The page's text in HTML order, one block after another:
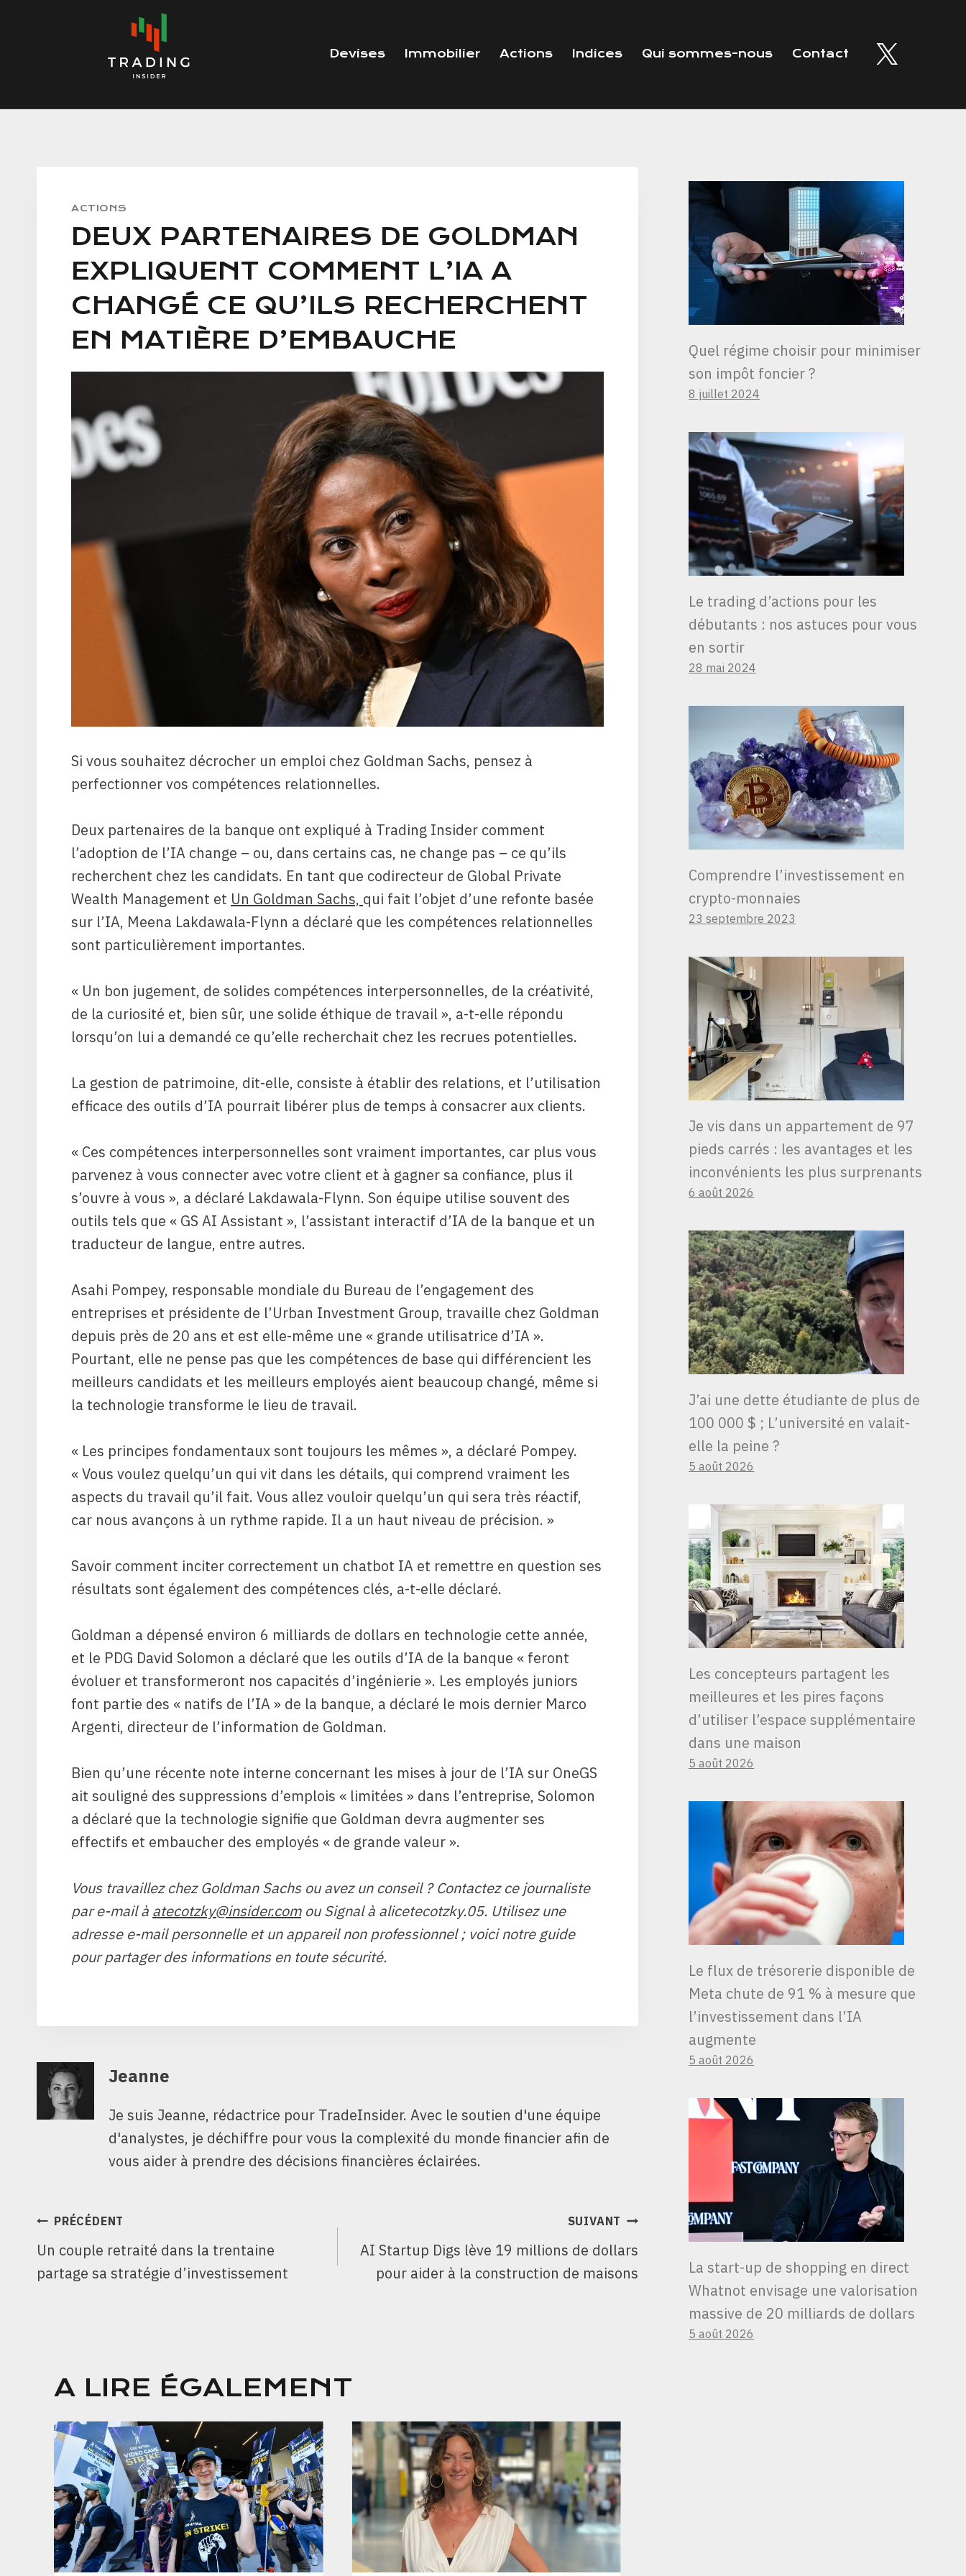
Devises Immobilier Actions Indices Qui sommes-nous Contact
ACTIONS
DEUX PARTENAIRES DE GOLDMAN
EXPLIQUENT COMMENT L’IA A
CHANGÉ CE QU’ILS RECHERCHENT
EN MATIÈRE D’EMBAUCHE
Si vous souhaitez décrocher un emploi chez Goldman Sachs, pensez à
perfectionner vos compétences relationnelles.
Deux partenaires de la banque ont expliqué à Trading Insider comment
l’adoption de l’IA change – ou, dans certains cas, ne change pas – ce qu’ils
recherchent chez les candidats. En tant que codirecteur de Global Private
Wealth Management et Un Goldman Sachs, qui fait l’objet d’une refonte basée
sur l’IA, Meena Lakdawala-Flynn a déclaré que les compétences relationnelles
sont particulièrement importantes.
« Un bon jugement, de solides compétences interpersonnelles, de la créativité,
de la curiosité et, bien sûr, une solide éthique de travail », a-t-elle répondu
lorsqu’on lui a demandé ce qu’elle recherchait chez les recrues potentielles.
La gestion de patrimoine, dit-elle, consiste à établir des relations, et l’utilisation
efficace des outils d’IA pourrait libérer plus de temps à consacrer aux clients.
« Ces compétences interpersonnelles sont vraiment importantes, car plus vous
parvenez à vous connecter avec votre client et à gagner sa confiance, plus il
s’ouvre à vous », a déclaré Lakdawala-Flynn. Son équipe utilise souvent des
outils tels que « GS AI Assistant », l’assistant interactif d’IA de la banque et un
traducteur de langue, entre autres.
Asahi Pompey, responsable mondiale du Bureau de l’engagement des
entreprises et présidente de l’Urban Investment Group, travaille chez Goldman
depuis près de 20 ans et est elle-même une « grande utilisatrice d’IA ».
Pourtant, elle ne pense pas que les compétences de base qui différencient les
meilleurs candidats et les meilleurs employés aient beaucoup changé, même si
la technologie transforme le lieu de travail.
« Les principes fondamentaux sont toujours les mêmes », a déclaré Pompey.
« Vous voulez quelqu’un qui vit dans les détails, qui comprend vraiment les
aspects du travail qu’il fait. Vous allez vouloir quelqu’un qui sera très réactif,
car nous avançons à un rythme rapide. Il a un haut niveau de précision. »
Savoir comment inciter correctement un chatbot IA et remettre en question ses
résultats sont également des compétences clés, a-t-elle déclaré.
Goldman a dépensé environ 6 milliards de dollars en technologie cette année,
et le PDG David Solomon a déclaré que les outils d’IA de la banque « feront
évoluer et transformeront nos capacités d’ingénierie ». Les employés juniors
font partie des « natifs de l’IA » de la banque, a déclaré le mois dernier Marco
Argenti, directeur de l’information de Goldman.
Bien qu’une récente note interne concernant les mises à jour de l’IA sur OneGS
ait souligné des suppressions d’emplois « limitées » dans l’entreprise, Solomon
a déclaré que la technologie signifie que Goldman devra augmenter ses
effectifs et embaucher des employés « de grande valeur ».
Vous travaillez chez Goldman Sachs ou avez un conseil ? Contactez ce journaliste
par e-mail à atecotzky@insider.comou Signal à alicetecotzky.05. Utilisez une
adresse e-mail personnelle et un appareil non professionnel ; voici notre guide
pour partager des informations en toute sécurité.
Jeanne
Je suis Jeanne, rédactrice pour TradeInsider. Avec le soutien d'une équipe
d'analystes, je déchiffre pour vous la complexité du monde financier afin de
vous aider à prendre des décisions financières éclairées.
NAVIGATION
DE
L’ARTICLE
PRÉCÉDENT
Un couple retraité dans la trentaine
partage sa stratégie d’investissement
SUIVANT
AI Startup Digs lève 19 millions de dollars
pour aider à la construction de maisons
A LIRE ÉGALEMENT
Quel régime choisir pour minimiser
son impôt foncier ?
8 juillet 2024
Le trading d’actions pour les
débutants : nos astuces pour vous
en sortir
28 mai 2024
Comprendre l’investissement en
crypto-monnaies
23 septembre 2023
Je vis dans un appartement de 97
pieds carrés : les avantages et les
inconvénients les plus surprenants
6 août 2026
J’ai une dette étudiante de plus de
100 000 $ ; L’université en valait-
elle la peine ?
5 août 2026
Les concepteurs partagent les
meilleures et les pires façons
d’utiliser l’espace supplémentaire
dans une maison
5 août 2026
Le flux de trésorerie disponible de
Meta chute de 91 % à mesure que
l’investissement dans l’IA
augmente
5 août 2026
La start-up de shopping en direct
Whatnot envisage une valorisation
massive de 20 milliards de dollars
5 août 2026